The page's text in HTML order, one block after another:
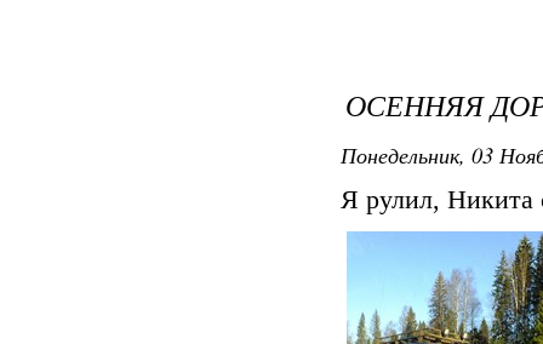
ОСЕННЯЯ
Понедельник, 03
Я рулил, Никита